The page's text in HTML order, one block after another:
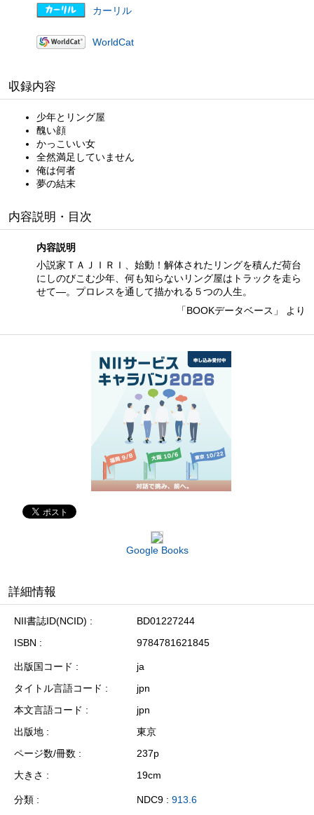
カーリル
WorldCat
収録内容
少年とリング屋
醜い顔
かっこいい女
全然満足していません
俺は何者
夢の結末
内容説明・目次
内容説明
小説家ＴＡＪＩＲＩ、始動！解体されたリングを積んだ荷台
にしのびこむ少年、何も知らないリング屋はトラックを走ら
せて—。プロレスを通して描かれる５つの人生。
「BOOKデータベース」 より
Google Books
詳細情報
NII書誌ID(NCID)
BD01227244
ISBN
9784781621845
出版国コード
ja
タイトル言語コード
jpn
本文言語コード
jpn
出版地
東京
ページ数/冊数
237p
大きさ
19cm
分類 NDC9 : 913.6